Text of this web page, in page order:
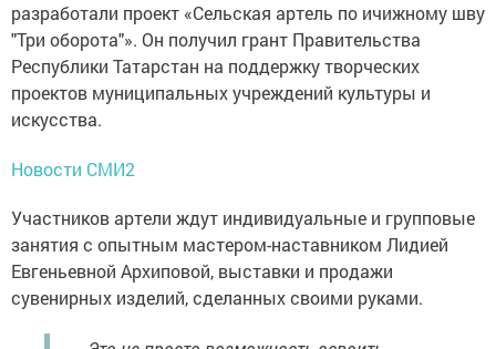
разработали проект «Сельская артель по ичижному шву
"Три оборота"». Он получил грант Правительства
Республики Татарстан на поддержку творческих
проектов муниципальных учреждений культуры и
искусства.
Новости СМИ2
Участников артели ждут индивидуальные и групповые
занятия с опытным мастером-наставником Лидией
Евгеньевной Архиповой, выставки и продажи
сувенирных изделий, сделанных своими руками.